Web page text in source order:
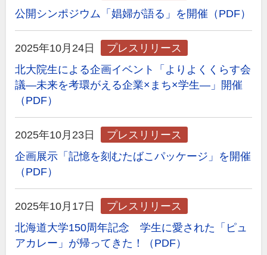
公開シンポジウム「娼婦が語る」を開催（PDF）
2025年10月24日
プレスリリース
北大院生による企画イベント「よりよくくらす会
議―未来を考環がえる企業×まち×学生―」開催
（PDF）
2025年10月23日
プレスリリース
企画展示「記憶を刻むたばこパッケージ」を開催
（PDF）
2025年10月17日
プレスリリース
北海道大学150周年記念 学生に愛された「ピュ
アカレー」が帰ってきた！（PDF）